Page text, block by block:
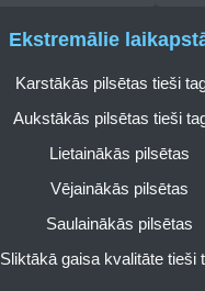
Ekstremālie
Karstākās pilsētas tieši
Aukstākās pilsētas tieši
Lietainākās pilsētas
Vējainākās pilsētas
Saulainākās pilsētas
Sliktākā gaisa kvalitāte tieši